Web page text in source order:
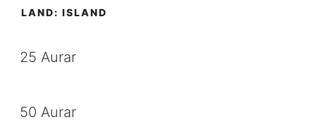
LAND: ISLAND
25 Aurar
50 Aurar